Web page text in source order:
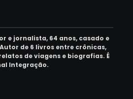
e jornalista, 64 anos, casado e
de 6 livros entre crônicas,
de viagens e biografias. É
Integração.